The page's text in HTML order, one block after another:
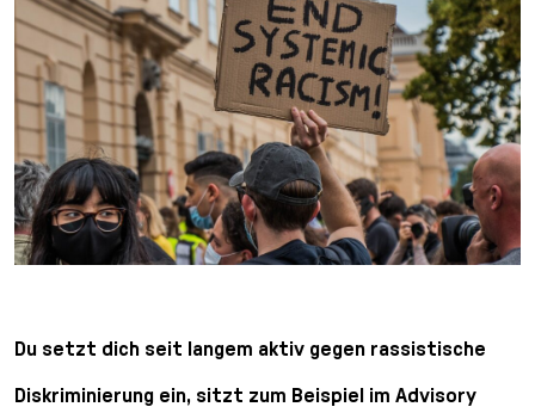
Du setzt dich seit langem aktiv gegen rassistische
Diskriminierung ein, sitzt zum Beispiel im Advisory